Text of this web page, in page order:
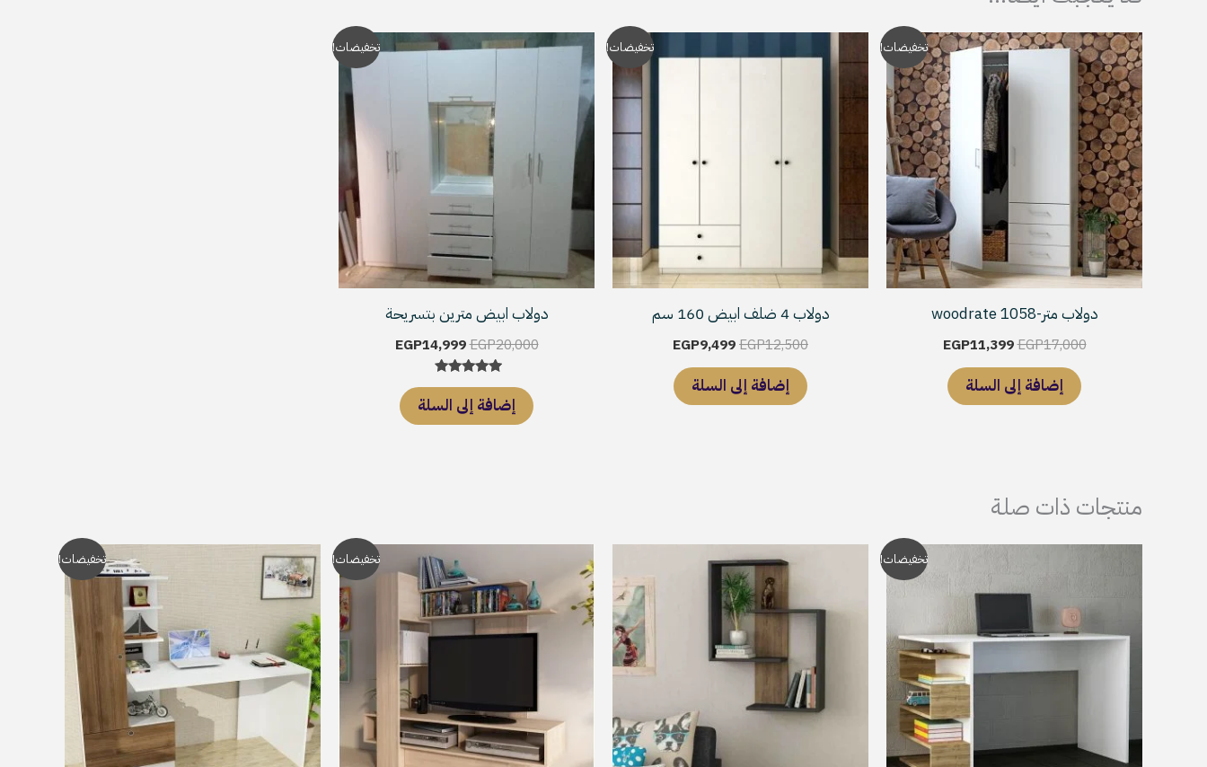
تخفيضات!
دولاب متر-woodrate 1058
EGP17,000
السعر
الأصلي
هو:
EGP17,000.
EGP11,399
السعر
الحالي
هو:
EGP11,399.
إضافة إلى السلة
تخفيضات!
دولاب 4 ضلف ابيض 160 سم
EGP12,500
الأصلي
EGP9,499
السعر
الحالي
EGP9,499.
إضافة إلى السلة
تخفيضات!
دولاب ابيض مترين بتسريحة
EGP20,000
السعر
الأصلي
EGP14,999
السعر
الحالي
EGP14,999.
تم التقييم
5.00
من 5
إضافة إلى السلة
منتجات ذات صلة
تخفيضات!
السعر
الأصلي
EGP4,500.
السعر
الحالي
تخفيضات!
السعر
الأصلي
هو:
EGP10,000.
السعر
الحالي
EGP7,499.
تخفيضات!
السعر
EGP7,000.
السعر
الحالي
هو:
EGP4,999.